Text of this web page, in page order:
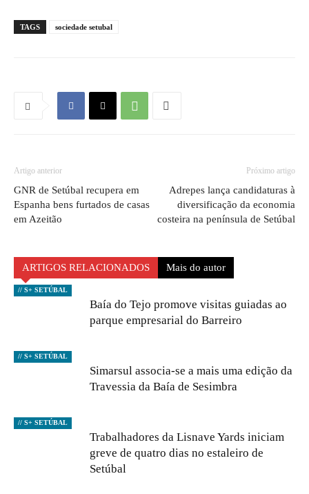
TAGS sociedade setubal
Artigo anterior
GNR de Setúbal recupera em
Espanha bens furtados de casas
em Azeitão
Próximo artigo
Adrepes lança candidaturas à
diversificação da economia
costeira na península de Setúbal
ARTIGOS RELACIONADOS Mais do autor
// S+ SETÚBAL
Baía do Tejo promove visitas guiadas ao
parque empresarial do Barreiro
// S+ SETÚBAL
Simarsul associa-se a mais uma edição da
Travessia da Baía de Sesimbra
// S+ SETÚBAL
Trabalhadores da Lisnave Yards iniciam
greve de quatro dias no estaleiro de
Setúbal